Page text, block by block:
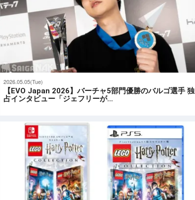
2026.05.05(Tue)
【EVO Japan 2026】バーチャ5部門優勝のバルゴ選手 独
占インタビュー「ジェフリーが…